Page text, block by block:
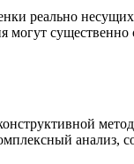
реально несущих
могут существенно
анализ,